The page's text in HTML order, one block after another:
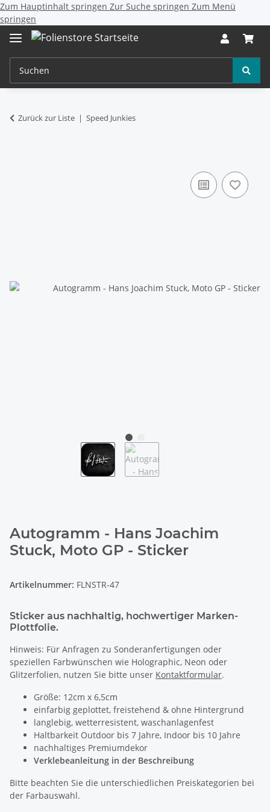
Zum Hauptinhalt springen Zur Suche springen Zum Menü
springen
Zurück zur Liste Speed Junkies
Autogramm - Hans Joachim
Stuck, Moto GP - Sticker
Artikelnummer: FLNSTR-47
Sticker aus nachhaltig, hochwertiger Marken-
Plottfolie.
Hinweis: Für Anfragen zu Sonderanfertigungen oder
speziellen Farbwünschen wie Holographic, Neon oder
Glitzerfolien, nutzen Sie bitte unser Kontaktformular.
Größe: 12cm x 6,5cm
einfarbig geplottet, freistehend & ohne Hintergrund
langlebig, wetterresistent, waschanlagenfest
Haltbarkeit Outdoor bis 7 Jahre, Indoor bis 10 Jahre
nachhaltiges Premiumdekor
Verklebeanleitung in der Beschreibung
Bitte beachten Sie die unterschiedlichen Preiskategorien bei
der Farbauswahl.